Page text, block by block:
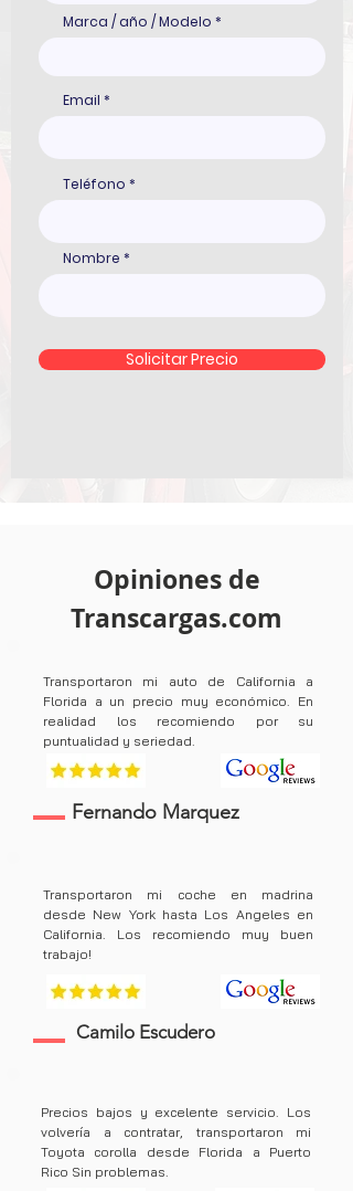
r
e
d
Marca / año / Modelo
Email
Teléfono
Nombre
Solicitar Precio
Opiniones de
Transcargas.com
Transportaron mi auto de California a
Florida a un precio muy económico. En
realidad los recomiendo por su
puntualidad y seriedad.
Fernando Marquez
Transportaron mi coche en madrina
desde New York hasta Los Angeles en
California. Los recomiendo muy buen
trabajo!
Camilo Escudero
Precios bajos y excelente servicio. Los
volvería a contratar, transportaron mi
Toyota corolla desde Florida a Puerto
Rico Sin problemas.